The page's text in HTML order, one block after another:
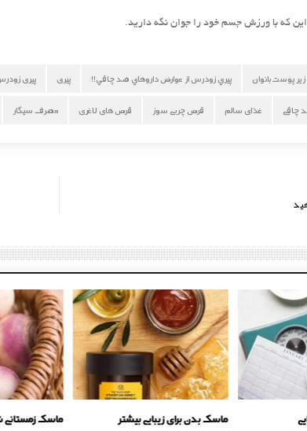
پوست بانوان پيري زودرس از عوارض داروهاي ضد چاقي!! پیری پیری
چاقی غذای سالم قرص چربی سوز قرص های لاغری مصرف سیگار
ماسک ماسک بدن برای زیبایی بیشتر